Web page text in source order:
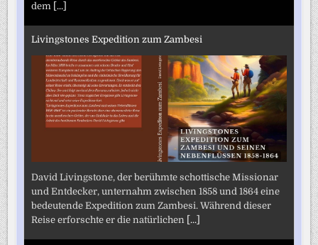
dem [...]
Livingstones Expedition zum Zambesi
David Livingstone, der berühmte schottische Missionar
und Entdecker, unternahm zwischen 1858 und 1864 eine
bedeutende Expedition zum Zambesi. Während dieser
Reise erforschte er die natürlichen [...]